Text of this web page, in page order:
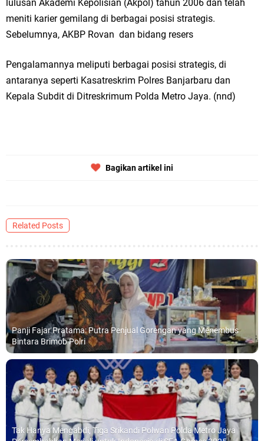
lulusan Akademi Kepolisian (Akpol) tahun 2006 dan telah
meniti karier gemilang di berbagai posisi strategis.
Sebelumnya, AKBP Rovan dan bidang resers
Pengalamannya meliputi berbagai posisi strategis, di
antaranya seperti Kasatreskrim Polres Banjarbaru dan
Kepala Subdit di Ditreskrimum Polda Metro Jaya. (nnd)
Bagikan artikel ini
Related Posts
Panji Fajar Pratama: Putra Penjual Gorengan yang Menembus
Bintara Brimob Polri
Tak Hanya Mengabdi, Tiga Srikandi Polwan Polda Metro Jaya